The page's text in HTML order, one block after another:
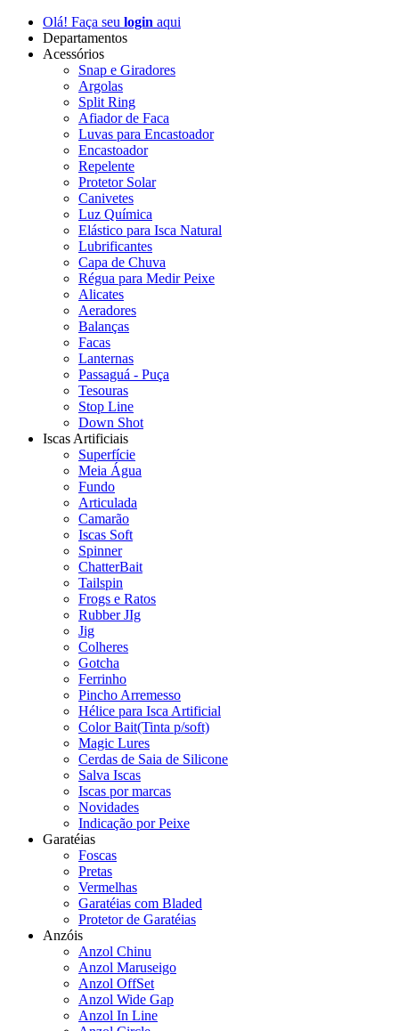
Olá! Faça seu login aqui
Departamentos
Acessórios
Snap e Giradores
Argolas
Split Ring
Afiador de Faca
Luvas para Encastoador
Encastoador
Repelente
Protetor Solar
Canivetes
Luz Química
Elástico para Isca Natural
Lubrificantes
Capa de Chuva
Régua para Medir Peixe
Alicates
Aeradores
Balanças
Facas
Lanternas
Passaguá - Puça
Tesouras
Stop Line
Down Shot
Iscas Artificiais
Superfície
Meia Água
Fundo
Articulada
Camarão
Iscas Soft
Spinner
ChatterBait
Tailspin
Frogs e Ratos
Rubber JIg
Jig
Colheres
Gotcha
Ferrinho
Pincho Arremesso
Hélice para Isca Artificial
Color Bait(Tinta p/soft)
Magic Lures
Cerdas de Saia de Silicone
Salva Iscas
Iscas por marcas
Novidades
Indicação por Peixe
Garatéias
Foscas
Pretas
Vermelhas
Garatéias com Bladed
Protetor de Garatéias
Anzóis
Anzol Chinu
Anzol Maruseigo
Anzol OffSet
Anzol Wide Gap
Anzol In Line